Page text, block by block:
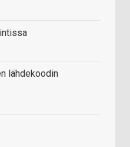
lähdekoodin